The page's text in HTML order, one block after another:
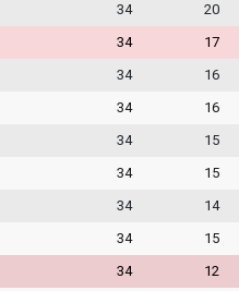
34 20
34 17
34 16
34 16
34 15
34 15
34 14
34 15
34 12